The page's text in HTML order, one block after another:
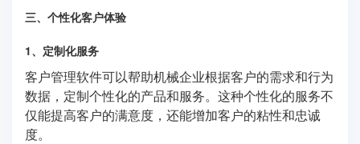
三、个性化客户体验
1、定制化服务
客户管理软件可以帮助机械企业根据客户的需求和行为
数据，定制个性化的产品和服务。这种个性化的服务不
仅能提高客户的满意度，还能增加客户的粘性和忠诚
度。